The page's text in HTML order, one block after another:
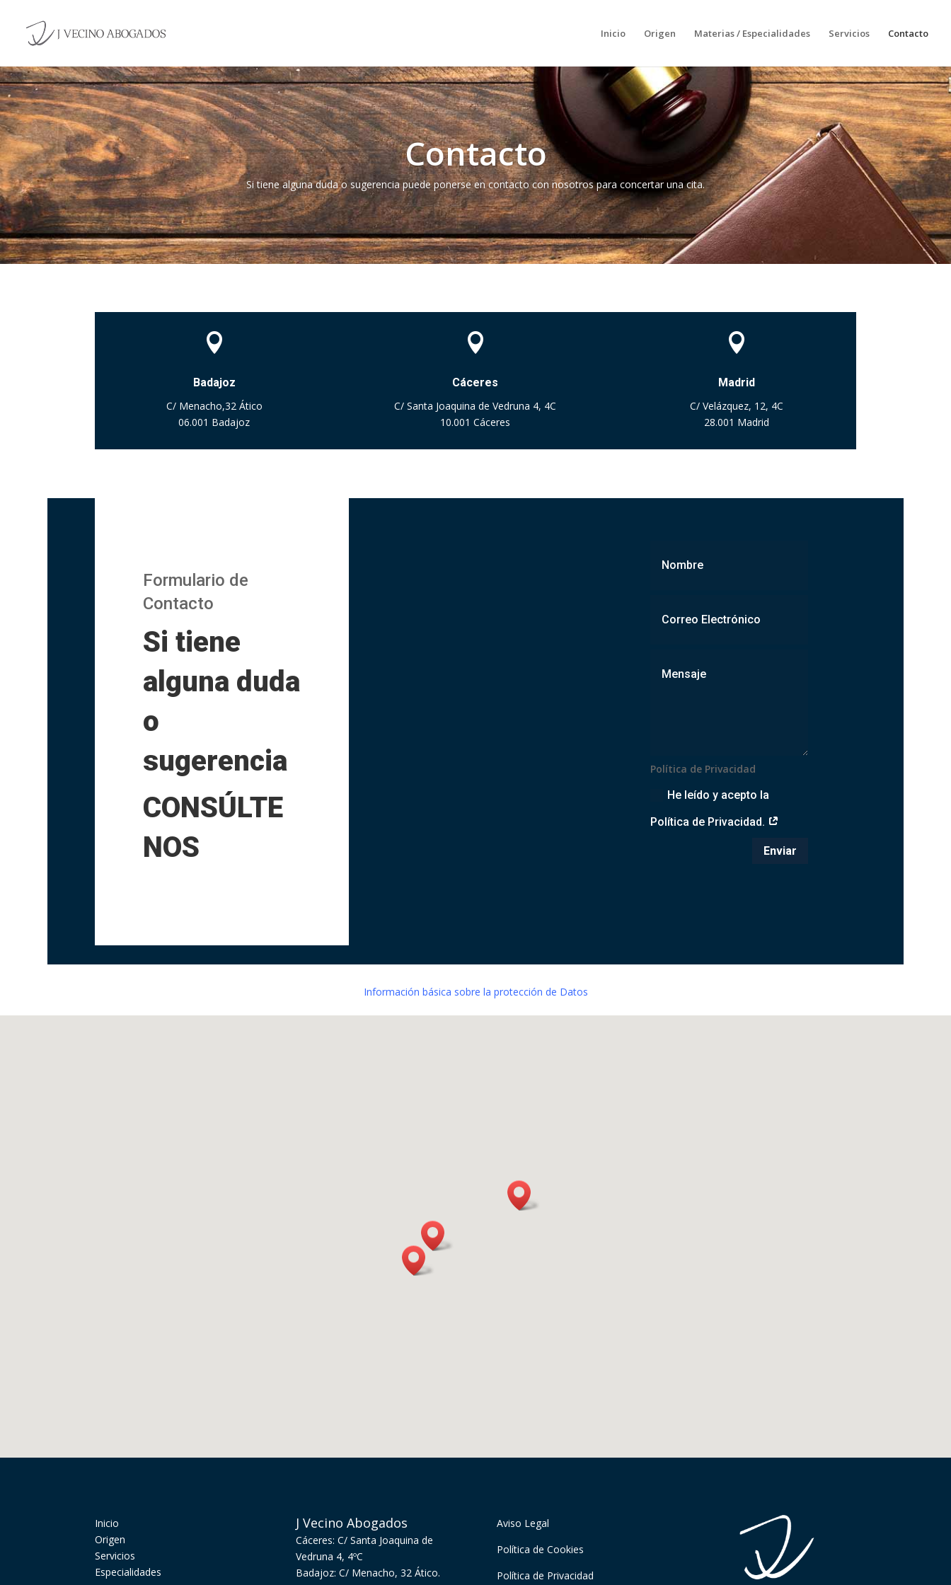
Inicio Origen Materias / Especialidades Servicios Contacto
Contacto
Si tiene alguna duda o sugerencia puede ponerse en contacto con nosotros para concertar una cita.

Badajoz
C/ Menacho,32 Ático
06.001 Badajoz

Cáceres
C/ Santa Joaquina de Vedruna 4, 4C
10.001 Cáceres

Madrid
C/ Velázquez, 12, 4C
28.001 Madrid
Formulario de
Contacto
Si tiene
alguna duda
o
sugerencia
CONSÚLTE
NOS
Política de Privacidad
He leído y acepto la
Política de Privacidad.
Enviar
Información básica sobre la protección de Datos
Inicio
Origen
Servicios
Especialidades
J Vecino Abogados
Cáceres: C/ Santa Joaquina de
Vedruna 4, 4ºC
Badajoz: C/ Menacho, 32 Ático.
Aviso Legal
Política de Cookies
Política de Privacidad